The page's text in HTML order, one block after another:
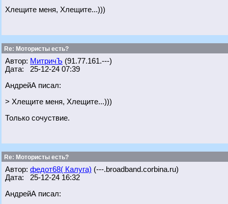
Хлещите меня, Хлещите...)))
Re: Мотористы есть?
Автор: МитричЪ (91.77.161.---)
Дата: 25-12-24 07:39
АндрейА писал:
> Хлещите меня, Хлещите...)))
Только сочуствие.
Re: Мотористы есть?
Автор: федот68( Калуга) (---.broadband.corbina.ru)
Дата: 25-12-24 16:32
АндрейА писал: